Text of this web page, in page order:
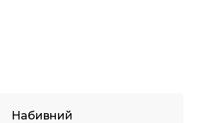
Набивний